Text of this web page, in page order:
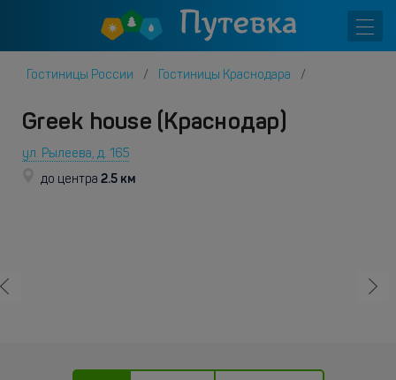
Гостиницы России Гостиницы Краснодара
Greek house (Краснодар)
ул. Рылеева, д. 165
до центра 2.5 км